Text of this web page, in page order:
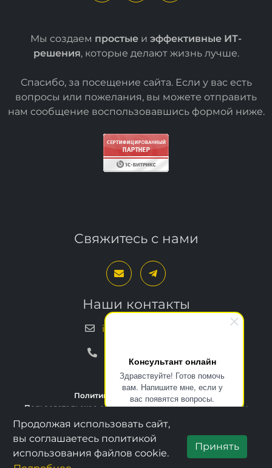
Консультант онлайн
Здравствуйте! Готов помочь
вам. Напишите мне, если у
вас появятся вопросы.
решения
, которые делают жизнь лучше.
Спасибо, за посещение сайта. Если у вас есть
вопросы или пожелания, вы можете отправить
нам сообщение воспользовавшись формой
Наши контакты
info@bxproger.ru
Политика конфиденциальности
Пользовательское соглашение
Условия техподдержки
Copyright © 2013–2026, BXPROGER
Продолжая использовать сайт,
вы соглашаетесь политикой
использования файлов cookie.
Принять